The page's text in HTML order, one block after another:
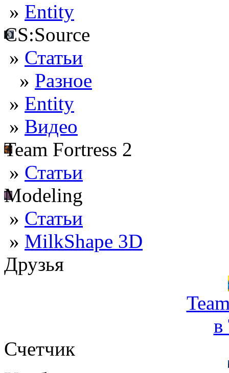
» Entity
CS:Source
» Статьи
» Разное
» Entity
» Видео
Team Fortress 2
» Статьи
Modeling
» Статьи
» MilkShape 3D
Друзья
в
Счетчик